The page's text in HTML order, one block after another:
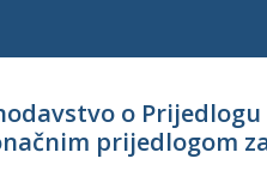
o
prijedlogom